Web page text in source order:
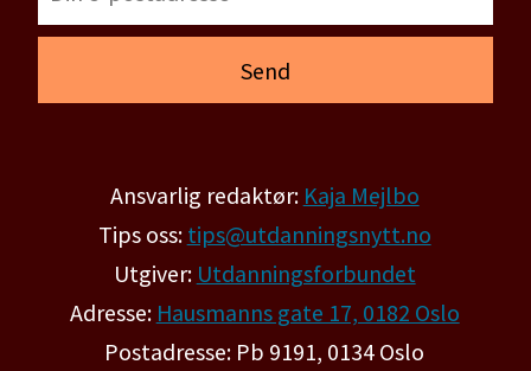
Ansvarlig redaktør: Kaja Mejlbo
Tips oss: tips@utdanningsnytt.no
Utgiver: Utdanningsforbundet
Adresse: Hausmanns gate 17, 0182 Oslo
Postadresse: Pb 9191, 0134 Oslo